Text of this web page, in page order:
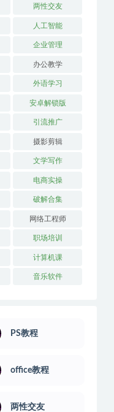
两性交友
人工智能
企业管理
办公教学
外语学习
安卓解锁版
引流推广
摄影剪辑
文学写作
电商实操
破解合集
网络工程师
职场培训
计算机课
音乐软件
PS教程
office教程
两性交友